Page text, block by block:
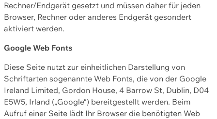
Rechner/Endgerät gesetzt und müssen daher für jeden
Browser, Rechner oder anderes Endgerät gesondert
aktiviert werden.
Google Web Fonts
Diese Seite nutzt zur einheitlichen Darstellung von
Schriftarten sogenannte Web Fonts, die von der Google
Ireland Limited, Gordon House, 4 Barrow St, Dublin, D04
E5W5, Irland („Google“) bereitgestellt werden. Beim
Aufruf einer Seite lädt Ihr Browser die benötigten Web